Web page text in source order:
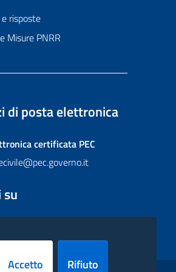
risposte
Misure PNRR
di posta elettronica
certificataPEC
su
TwitterYouTubeFlickr
Accetto Rifiuto